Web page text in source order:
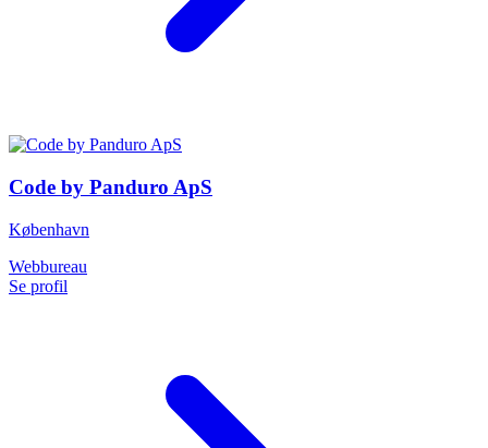
Code by Panduro ApS
København
Webbureau
Se profil